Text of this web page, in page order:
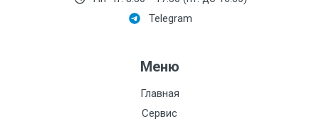
Telegram
Меню
Главная
Сервис